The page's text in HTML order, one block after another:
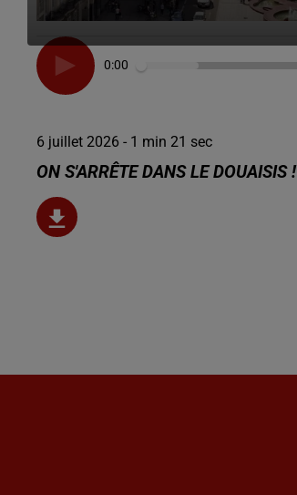
0:00
6 juillet 2026 - 1 min 21 sec
ON S'ARRÊTE DANS LE DOUAISIS !